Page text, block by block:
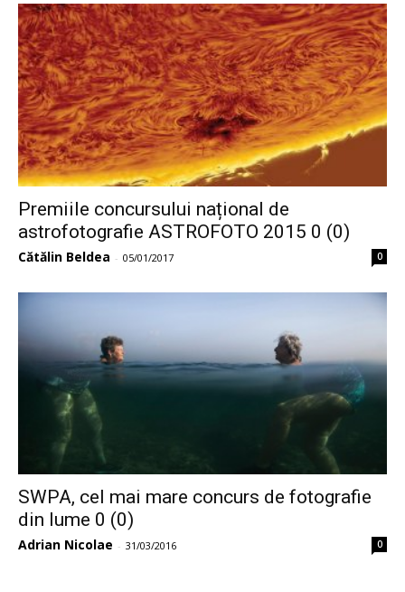
Premiile concursului național de
astrofotografie ASTROFOTO 2015 0 (0)
Cătălin Beldea - 05/01/2017 0
SWPA, cel mai mare concurs de fotografie
din lume 0 (0)
Adrian Nicolae - 31/03/2016 0